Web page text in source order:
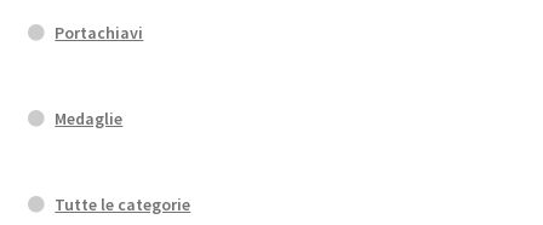
Portachiavi
Medaglie
Tutte le categorie